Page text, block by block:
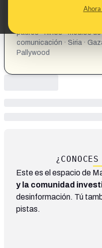
Ahora
DUDA DE LAS CIFRAS...
https://
padres · niños · medios de
comunicación · Siria ·
Pallywood
¿CONOCES
Este es el espacio de
y la comunidad
desinformación. Tú
pistas.